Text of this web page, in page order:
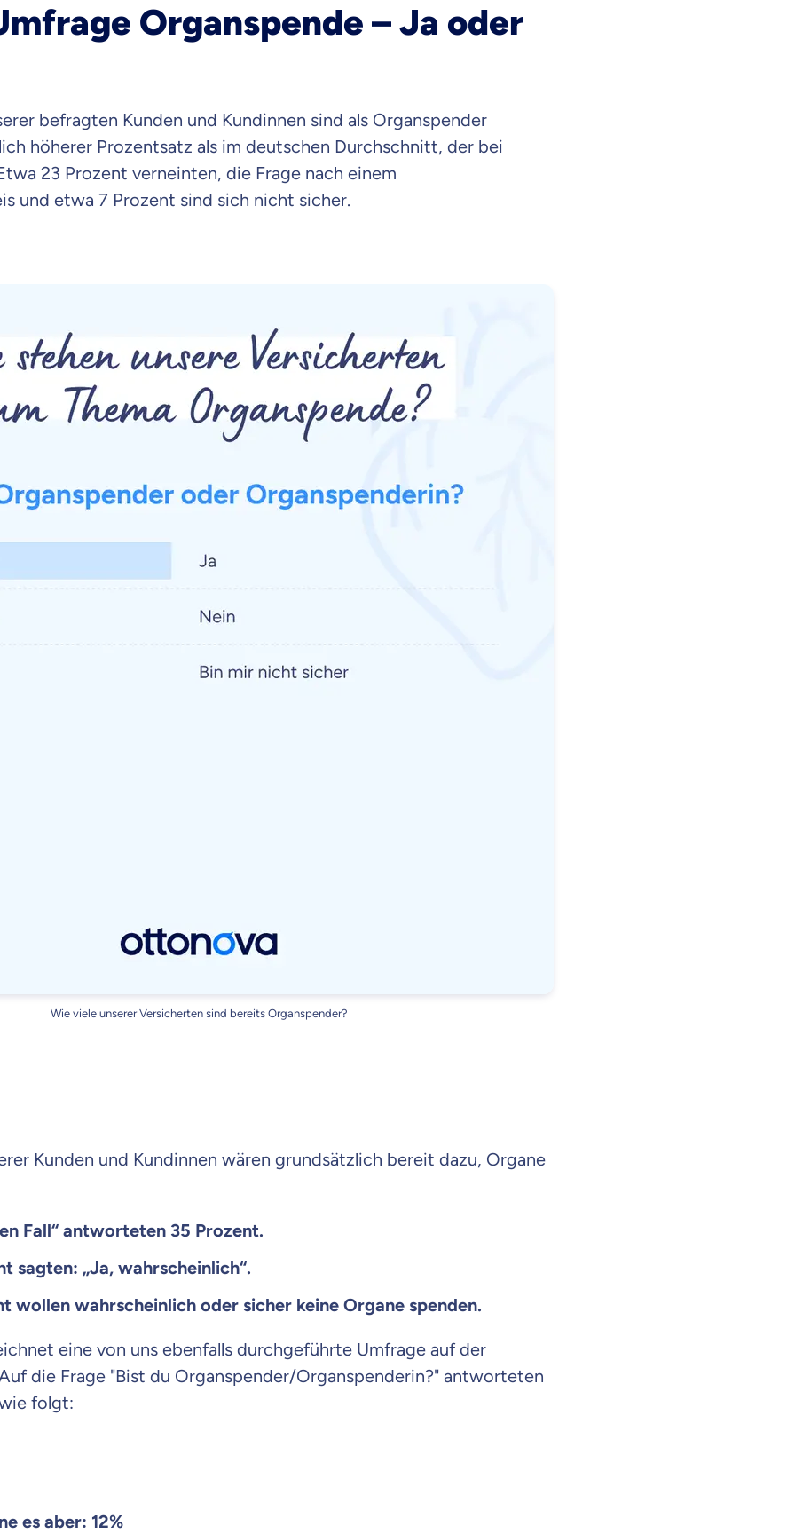
Organspende – Ja oder
befragten Kunden und Kundinnen sind als Organspender
höherer Prozentsatz als im deutschen Durchschnitt, der bei
23 Prozent verneinten, die Frage nach einem
und etwa 7 Prozent sind sich nicht sicher.
Wie viele unserer Versicherten sind bereits Organspender?
Kunden und Kundinnen wären grundsätzlich bereit dazu, Organe
Fall“ antworteten 35 Prozent.
sagten: „Ja, wahrscheinlich“.
wollen wahrscheinlich oder sicher keine Organe spenden.
eine von uns ebenfalls durchgeführte Umfrage auf der
die Frage "Bist du Organspender/Organspenderin?" antworteten
folgt:
es aber: 12%
Beratung
dich aus Überzeugung für uns entscheidest.
Tarifen am Markt
beraten?
wählen
Beamten
Versicherung
Versicherung
Daten erkläre ich meine